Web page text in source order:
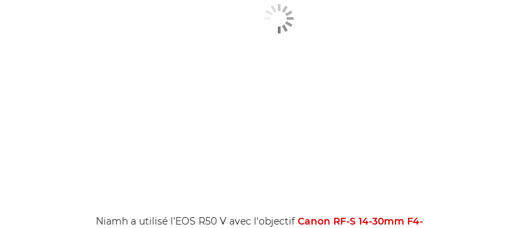
Niamh a utilisé l'EOS R50 V avec l'objectifCanon RF-S 14-30mm F4-